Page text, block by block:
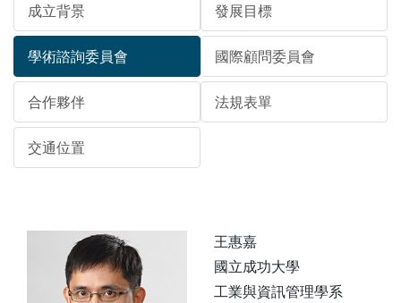
成立背景 發展目標
學術諮詢委員會 國際顧問委員會
合作夥伴 法規表單
交通位置
王惠嘉
國立成功大學
工業與資訊管理學系